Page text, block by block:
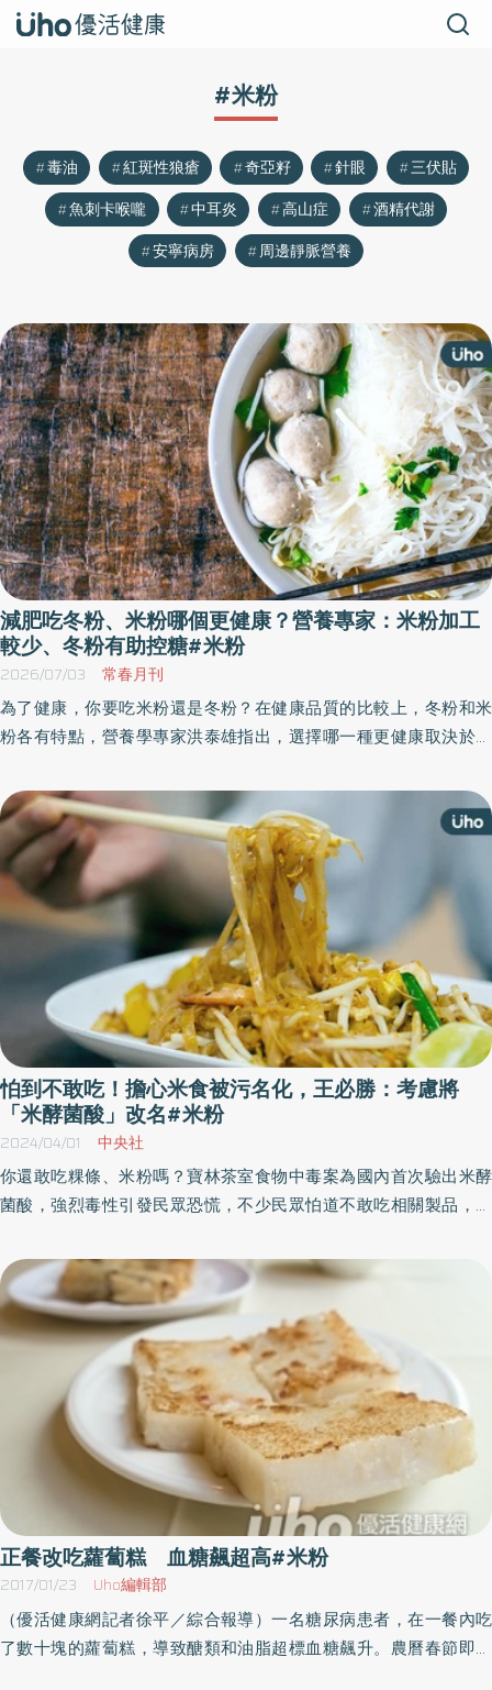
#米粉
毒油 紅斑性狼瘡 奇亞籽 針眼
三伏貼
魚刺卡喉嚨
中耳炎 高山症
酒精代謝
安寧病房
周邊靜脈營養
減肥吃冬粉、米粉哪個更健康？營養專家：米粉加工
較少、冬粉有助控糖#米粉
2026/07/03 常春月刊
為了健康，你要吃米粉還是冬粉？在健康品質的比較上，冬粉和米
粉各有特點，營養學專家洪泰雄指出，選擇哪一種更健康取決於以
營養成分，並指出冬粉和米粉都經過了一定程度的加工，但米粉更
接近原型食物，在營養成分上稍優於冬粉。
怕到不敢吃！擔心米食被污名化，王必勝：考慮將
「米酵菌酸」改名#米粉
2024/04/01 中央社
你還敢吃粿條、米粉嗎？寶林茶室食物中毒案為國內首次驗出米酵
菌酸，強烈毒性引發民眾恐慌，不少民眾怕道不敢吃相關製品，部
其產生有3大條件，過往在台灣的案例也少，將與專家討論是否改
名，以免污名化米製品。
正餐改吃蘿蔔糕 血糖飆超高#米粉
2017/01/23 Uho編輯部
（優活健康網記者徐平／綜合報導）一名糖尿病患者，在一餐內吃
了數十塊的蘿蔔糕，導致醣類和油脂超標血糖飆升。農曆春節即將